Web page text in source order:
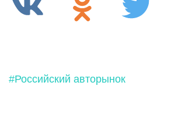
#Российский авторынок